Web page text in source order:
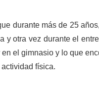
durante más de 25 años
y otra vez durante el
el gimnasio y lo que
física.